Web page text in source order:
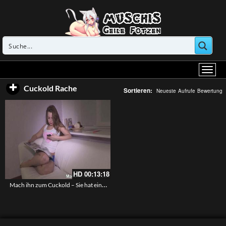
Cuckold Rache Sortieren: Neueste Aufrufe Bewertung
HD00:13:18
Mach ihn zum Cuckold – Sie hat eine böse Mission und Lektion für ihren Freund